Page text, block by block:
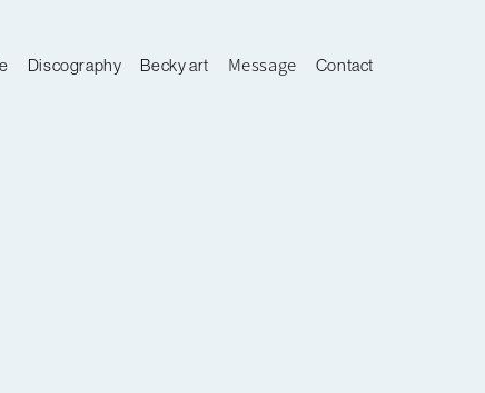
Discography Becky art Message Contact